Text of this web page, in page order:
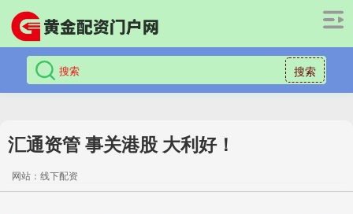
搜索
汇通资管 事关港股 大利好！
网站：线下配资